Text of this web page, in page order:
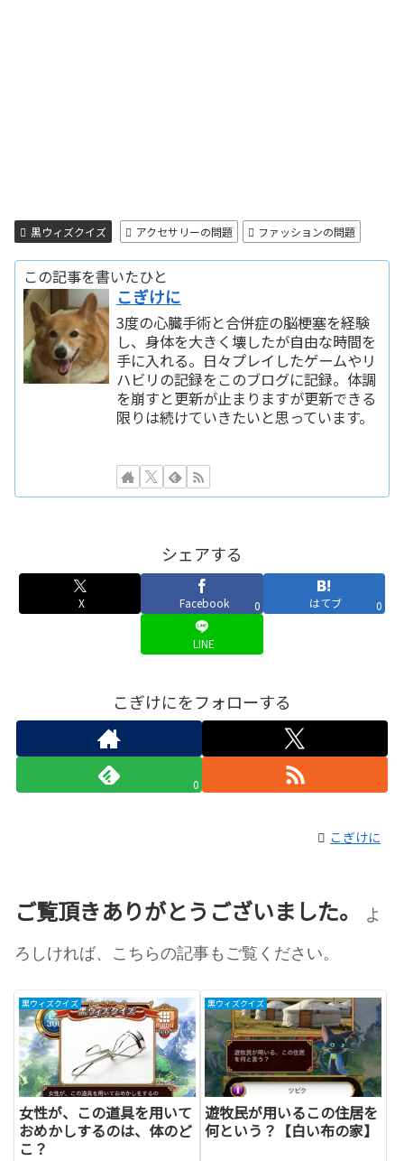
黒ウィズクイズ アクセサリーの問題 ファッションの問題
この記事を書いたひと
こぎけに
3度の心臓手術と合併症の脳梗塞を経験
し、身体を大きく壊したが自由な時間を
手に入れる。日々プレイしたゲームやリ
ハビリの記録をこのブログに記録。体調
を崩すと更新が止まりますが更新できる
限りは続けていきたいと思っています。
シェアする
X Facebook 0 はてブ 0
LINE
こぎけにをフォローする
0
こぎけに
ご覧頂きありがとうございました。
よ
ろしければ、こちらの記事もご覧ください。
黒ウィズクイズ
女性が、この道具を用いて
おめかしするのは、体のど
こ？
黒ウィズクイズ
遊牧民が用いるこの住居を
何という？【白い布の家】